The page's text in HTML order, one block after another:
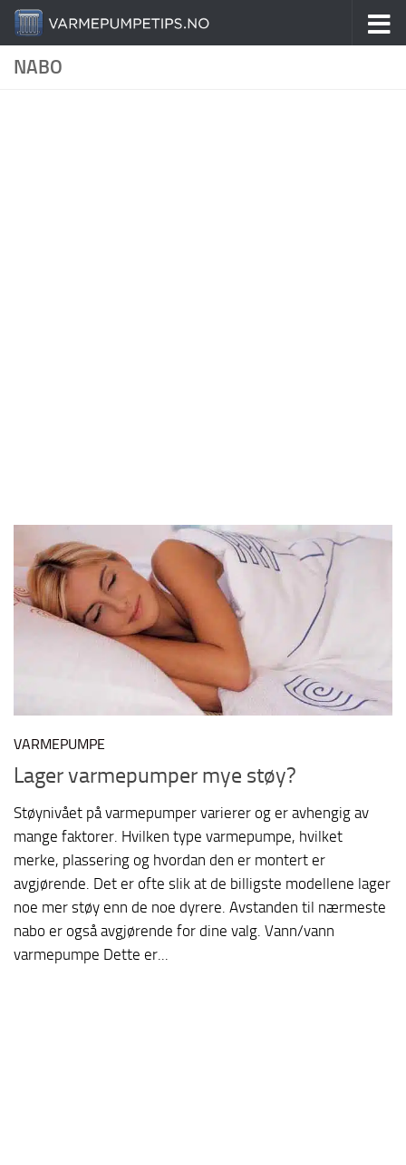
Skip to content
NABO
VARMEPUMPE
Lager varmepumper mye støy?
Støynivået på varmepumper varierer og er avhengig av
mange faktorer. Hvilken type varmepumpe, hvilket
merke, plassering og hvordan den er montert er
avgjørende. Det er ofte slik at de billigste modellene lager
noe mer støy enn de noe dyrere. Avstanden til nærmeste
nabo er også avgjørende for dine valg. Vann/vann
varmepumpe Dette er...